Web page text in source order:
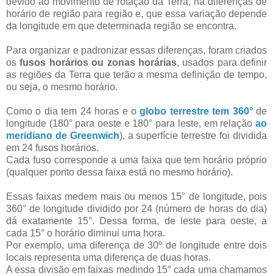
horário de região para região e, que essa variação depende
da longitude em que determinada região se encontra.
Para organizar e padronizar essas diferenças, foram criados
osfusos horários ou zonas horárias, usados para definir
as regiões da Terra que terão a mesma definição de tempo,
ou seja, o mesmo horário.
Como o dia tem 24 horas e oglobo terrestre tem 360°de
longitude (180° para oeste e 180° para leste, em relação ao
meridiano de Greenwich), a superfície terrestre foi dividida
em 24 fusos horários.
Cada fuso corresponde a uma faixa que tem horário próprio
(qualquer ponto dessa faixa está no mesmo horário).
Essas faixas medem mais ou menos 15° de longitude, pois
360° de longitude dividido por 24 (número de horas do dia)
dá exatamente 15°. Dessa forma, de leste para oeste, a
cada 15° o horário diminui uma hora.
Por exemplo, uma diferença de 30º de longitude entre dois
locais representa uma diferença de duas horas.
A essa divisão em faixas medindo 15° cada uma chamamos